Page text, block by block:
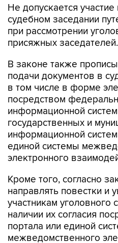
при рассмотрении
присяжных заседателей.
В законе также
в том числе в форме
посредством
информационной
государственных и
информационной
единой системы
электронного
Кроме того, согласно
участникам уголовного
наличии их согласия
портала или единой
межведомственного
взаимодействия.